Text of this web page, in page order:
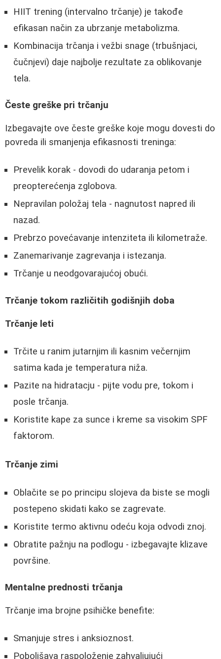
HIIT trening (intervalno trčanje) je takođe
efikasan način za ubrzanje metabolizma.
Kombinacija trčanja i vežbi snage (trbušnjaci,
čučnjevi) daje najbolje rezultate za oblikovanje
tela.
Česte greške pri trčanju
Izbegavajte ove česte greške koje mogu dovesti do
povreda ili smanjenja efikasnosti treninga:
Prevelik korak - dovodi do udaranja petom i
preopterećenja zglobova.
Nepravilan položaj tela - nagnutost napred ili
nazad.
Prebrzo povećavanje intenziteta ili kilometraže.
Zanemarivanje zagrevanja i istezanja.
Trčanje u neodgovarajućoj obući.
Trčanje tokom različitih godišnjih doba
Trčanje leti
Trčite u ranim jutarnjim ili kasnim večernjim
satima kada je temperatura niža.
Pazite na hidratacju - pijte vodu pre, tokom i
posle trčanja.
Koristite kape za sunce i kreme sa visokim SPF
faktorom.
Trčanje zimi
Oblačite se po principu slojeva da biste se mogli
postepeno skidati kako se zagrevate.
Koristite termo aktivnu odeću koja odvodi znoj.
Obratite pažnju na podlogu - izbegavajte klizave
površine.
Mentalne prednosti trčanja
Trčanje ima brojne psihičke benefite:
Smanjuje stres i anksioznost.
Poboljšava raspoloženje zahvaljujući